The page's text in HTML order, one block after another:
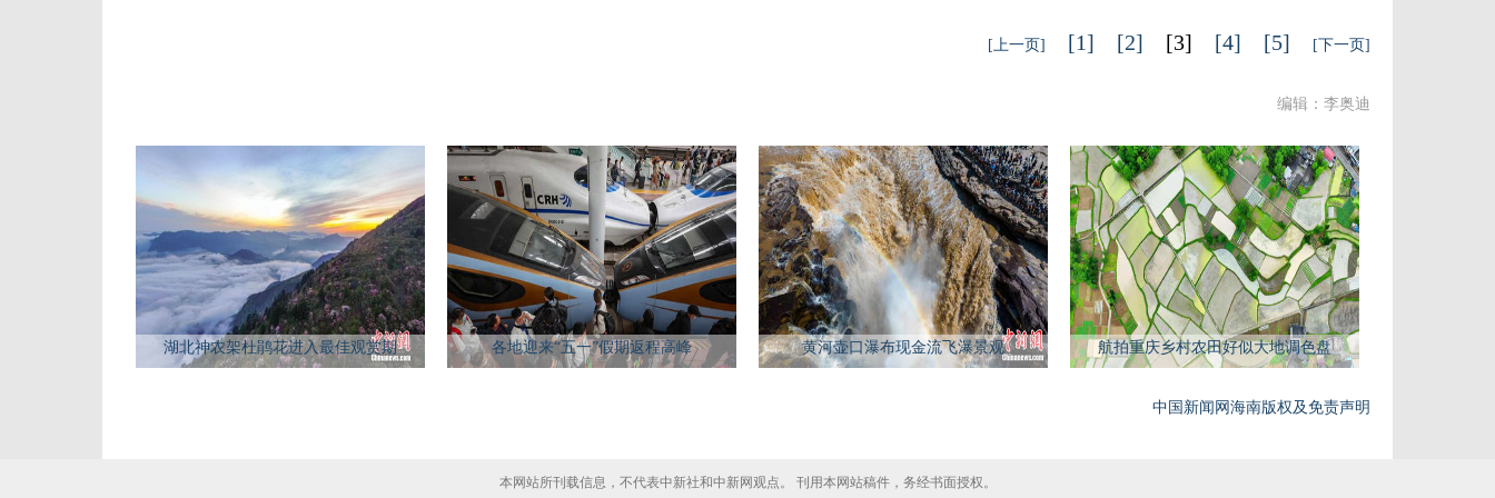
[上一页] [1] [2] [3] [4] [5] [下一页]
编辑：李奥迪
湖北神农架杜鹃花进入最佳观赏期 各地迎来“五一”假期返程高峰 黄河壶口瀑布现金流飞瀑景观 航拍重庆乡村农田好似大地调色盘
中国新闻网海南版权及免责声明
本网站所刊载信息，不代表中新社和中新网观点。 刊用本网站稿件，务经书面授权。